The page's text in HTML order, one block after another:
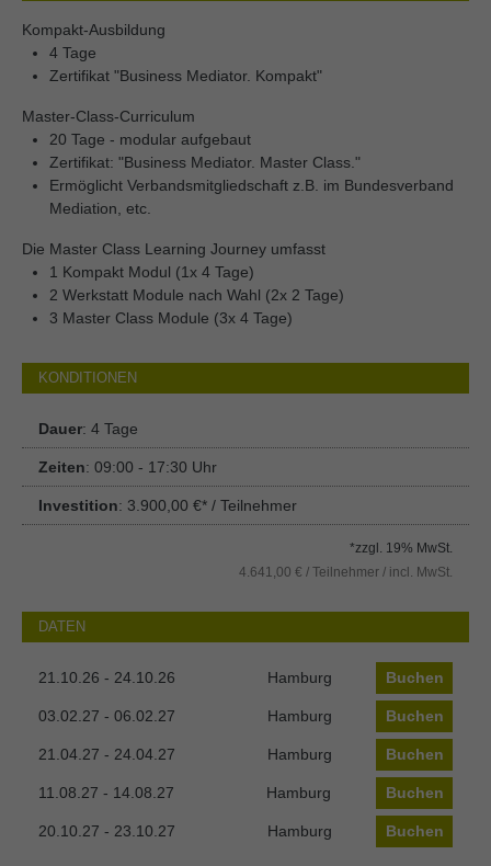
Kompakt-Ausbildung
4 Tage
Zertifikat "Business Mediator. Kompakt"
Master-Class-Curriculum
20 Tage - modular aufgebaut
Zertifikat: "Business Mediator. Master Class."
Ermöglicht Verbandsmitgliedschaft z.B. im Bundesverband
Mediation, etc.
Die Master Class Learning Journey umfasst
1 Kompakt Modul (1x 4 Tage)
2 Werkstatt Module nach Wahl (2x 2 Tage)
3 Master Class Module (3x 4 Tage)
KONDITIONEN
Dauer: 4 Tage
Zeiten: 09:00 - 17:30 Uhr
Investition: 3.900,00 €* / Teilnehmer
*zzgl. 19% MwSt.
4.641,00 € / Teilnehmer / incl. MwSt.
DATEN
21.10.26 - 24.10.26 Hamburg Buchen
03.02.27 - 06.02.27 Hamburg Buchen
21.04.27 - 24.04.27 Hamburg Buchen
11.08.27 - 14.08.27 Hamburg Buchen
20.10.27 - 23.10.27 Hamburg Buchen